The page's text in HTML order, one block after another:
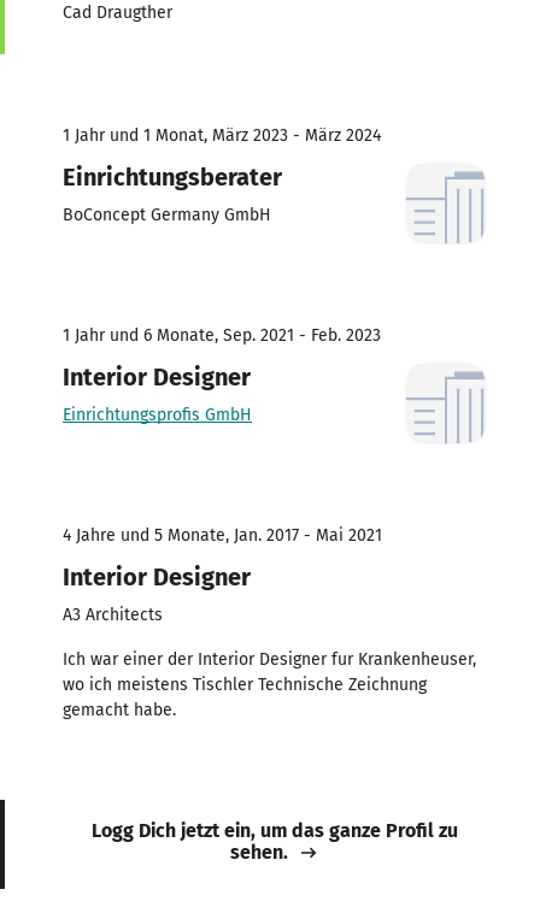
Cad Draugther
1 Jahr und 1 Monat, März 2023 - März 2024
Einrichtungsberater
BoConcept Germany GmbH
1 Jahr und 6 Monate, Sep. 2021 - Feb. 2023
Interior Designer
Einrichtungsprofis GmbH
4 Jahre und 5 Monate, Jan. 2017 - Mai 2021
Interior Designer
A3 Architects
Ich war einer der Interior Designer fur Krankenheuser,
wo ich meistens Tischler Technische Zeichnung
gemacht habe.
Logg Dich jetzt ein, um das ganze Profil zu
sehen.